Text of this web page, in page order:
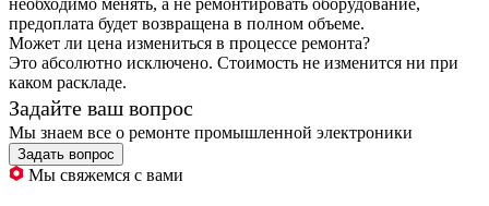
необходимо менять, а не ремонтировать оборудование,
предоплата будет возвращена в полном объеме.
Может ли цена измениться в процессе ремонта?
Это абсолютно исключено. Стоимость не изменится ни при
каком раскладе.
Задайте ваш вопрос
Мы знаем все о ремонте промышленной электроники
Задать вопрос
Мы свяжемся с вами